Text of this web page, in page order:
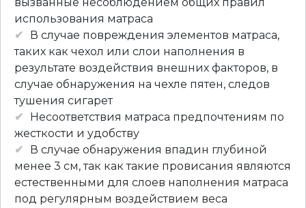
использования матраса
В случае повреждения элементов матраса,
таких как чехол или слои наполнения в
результате воздействия внешних факторов, в
случае обнаружения на чехле пятен, следов
тушения сигарет
Несоответствия матраса предпочтениям по
жесткости и удобству
В случае обнаружения впадин глубиной
менее 3 см, так как такие провисания являются
естественными для слоев наполнения матраса
под регулярным воздействием веса